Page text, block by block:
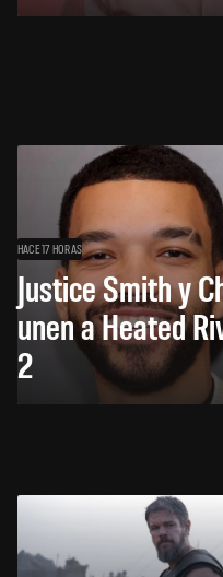
HACE 17 HORAS
Justice Smith y
unen a Heated
2